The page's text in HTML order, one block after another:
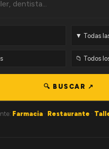
🔍 BUSCAR ↗
Farmacia · Restaurante ·